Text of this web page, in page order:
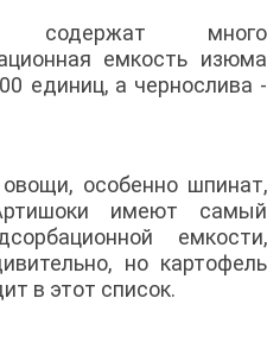
содержат много
емкость изюма
единиц, а чернослива -
особенно шпинат,
имеют самый
емкости,
но картофель
в этот список.